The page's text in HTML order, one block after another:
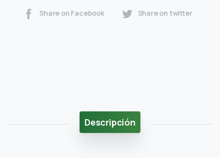
Share on Facebook Share on twitter
Descripción